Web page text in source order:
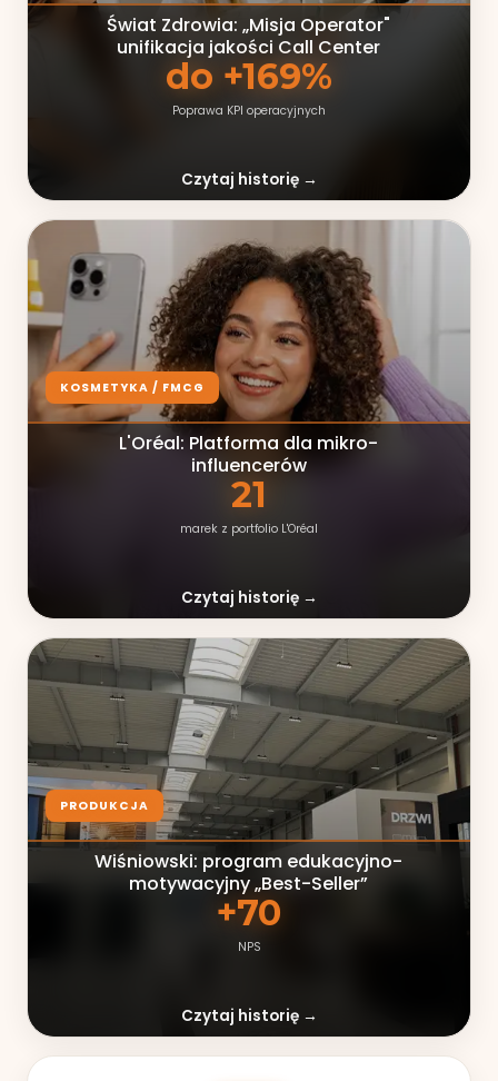
Świat Zdrowia: „Misja Operator"
unifikacja jakości Call Center
do +169%
Poprawa KPI operacyjnych
Czytaj historię →
KOSMETYKA / FMCG
L'Oréal: Platforma dla mikro-
influencerów
21
marek z portfolio L'Oréal
Czytaj historię →
PRODUKCJA
Wiśniowski: program edukacyjno-
motywacyjny „Best-Seller”
+70
NPS
Czytaj historię →